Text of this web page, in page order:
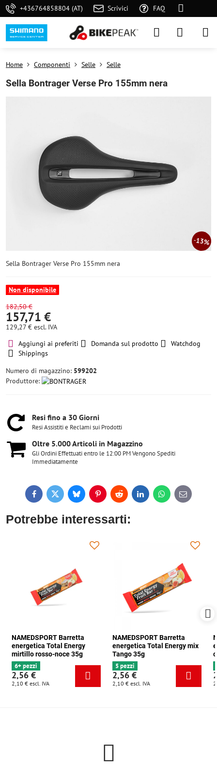
+436764858804 (AT) Scrivici FAQ
13%
Home Componenti Selle Selle
Sella Bontrager Verse Pro 155mm nera
Sella Bontrager Verse Pro 155mm nera
Non disponibile
182,50 €
157,71 €
129,27 € escl. IVA
Aggiungi ai preferiti
Domanda sul prodotto
Watchdog
Shippings
Numero di magazzino: 599202
Produttore:
Resi fino a 30 Giorni
Resi Assistiti e Reclami sui Prodotti
Oltre 5​.000 Articoli in Magazzino
Gli Ordini Effettuati entro le 12:00 PM Vengono Spediti
Immediatamente
FacebookTwitterBlueskyPinterestReddit LinkedInWhatsApp
E-
mail
Potrebbe interessarti:
NAMEDSPORT Barretta
energetica Total Energy
mirtillo rosso-noce 35g
6+ pezzi
2,56 €
2,10 € escl. IVA
NAMEDSPORT Barretta
energetica Total Energy mix
Tango 35g
5 pezzi
2,56 €
2,10 € escl. IVA